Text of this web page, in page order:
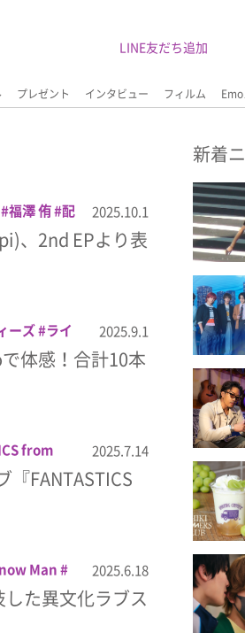
プレゼント インタビュー フィルム
LINE友だち追加
福澤 侑 配
2025.10.1
、2nd EPより表
ーズ
ライ
2025.9.1
体感！合計10本
from
配信
音
2025.7.14
『FANTASTICS
Man
2025.6.18
た異文化ラブス
新着